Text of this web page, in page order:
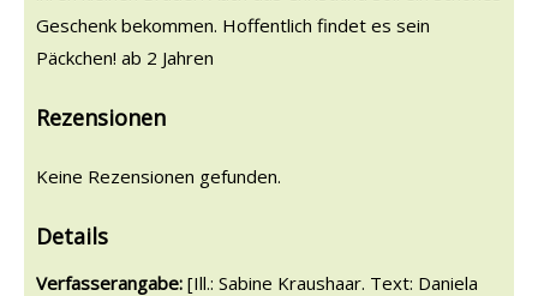
Geschenk bekommen. Hoffentlich findet es sein
Päckchen! ab 2 Jahren
Rezensionen
Keine Rezensionen gefunden.
Details
Suche nach diesem Verfasser
Verfasserangabe: [Ill.: Sabine Kraushaar. Text: Daniela